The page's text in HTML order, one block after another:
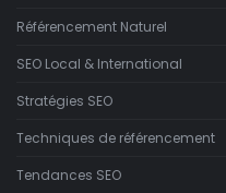
Référencement Naturel
SEO Local & International
Stratégies SEO
Techniques de référencement
Tendances SEO